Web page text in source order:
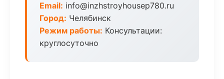
Email: info@inzhstroyhousep780.ru
Город: Челябинск
Режим работы: Консультации:
круглосуточно